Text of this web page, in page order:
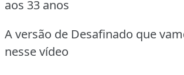
aos 33 anos
A versão de Desafinado que
nesse vídeo